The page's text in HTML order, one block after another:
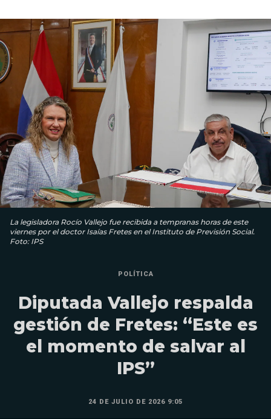
La legisladora Rocío Vallejo fue recibida a tempranas horas de este
viernes por el doctor Isaías Fretes en el Instituto de Previsión Social.
Foto: IPS
POLÍTICA
Diputada Vallejo respalda
gestión de Fretes: “Este es
el momento de salvar al
IPS”
24 DE JULIO DE 2026 9:05